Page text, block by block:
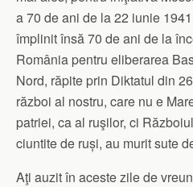
a 70 de ani de la 22 iunie
împlinit însă 70 de ani de la
România pentru eliberarea
Nord, răpite prin Diktatul din
război al nostru, care nu e
patriei, ca al ruşilor, ci
ciuntite de ruși, au murit sute
Aţi auzit în aceste zile de